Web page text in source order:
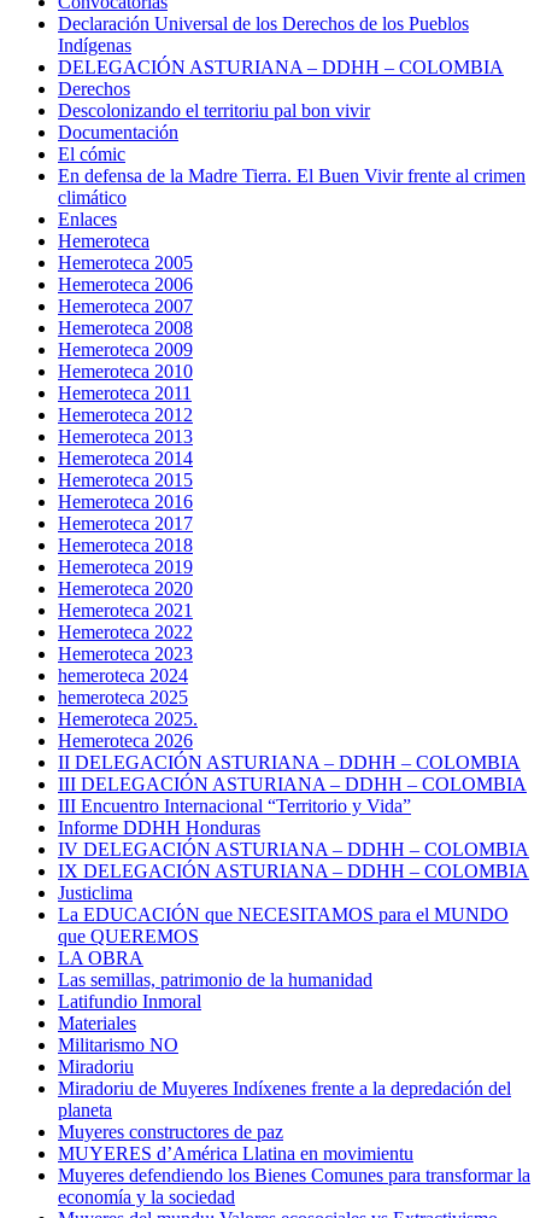
Declaración Universal de los Derechos de los Pueblos
Indígenas
DELEGACIÓN ASTURIANA – DDHH – COLOMBIA
Derechos
Descolonizando el territoriu pal bon vivir
Documentación
El cómic
En defensa de la Madre Tierra. El Buen Vivir frente al crimen
climático
Enlaces
Hemeroteca
Hemeroteca 2005
Hemeroteca 2006
Hemeroteca 2007
Hemeroteca 2008
Hemeroteca 2009
Hemeroteca 2010
Hemeroteca 2011
Hemeroteca 2012
Hemeroteca 2013
Hemeroteca 2014
Hemeroteca 2015
Hemeroteca 2016
Hemeroteca 2017
Hemeroteca 2018
Hemeroteca 2019
Hemeroteca 2020
Hemeroteca 2021
Hemeroteca 2022
Hemeroteca 2023
hemeroteca 2024
hemeroteca 2025
Hemeroteca 2025.
Hemeroteca 2026
II DELEGACIÓN ASTURIANA – DDHH – COLOMBIA
III DELEGACIÓN ASTURIANA – DDHH – COLOMBIA
III Encuentro Internacional “Territorio y Vida”
Informe DDHH Honduras
IV DELEGACIÓN ASTURIANA – DDHH – COLOMBIA
IX DELEGACIÓN ASTURIANA – DDHH – COLOMBIA
Justiclima
La EDUCACIÓN que NECESITAMOS para el MUNDO
que QUEREMOS
LA OBRA
Las semillas, patrimonio de la humanidad
Latifundio Inmoral
Materiales
Militarismo NO
Miradoriu
Miradoriu de Muyeres Indíxenes frente a la depredación del
planeta
Muyeres constructores de paz
MUYERES d’América Llatina en movimientu
Muyeres defendiendo los Bienes Comunes para transformar la
economía y la sociedad